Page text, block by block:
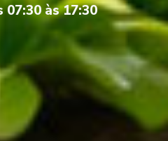
07:30 às 17:30